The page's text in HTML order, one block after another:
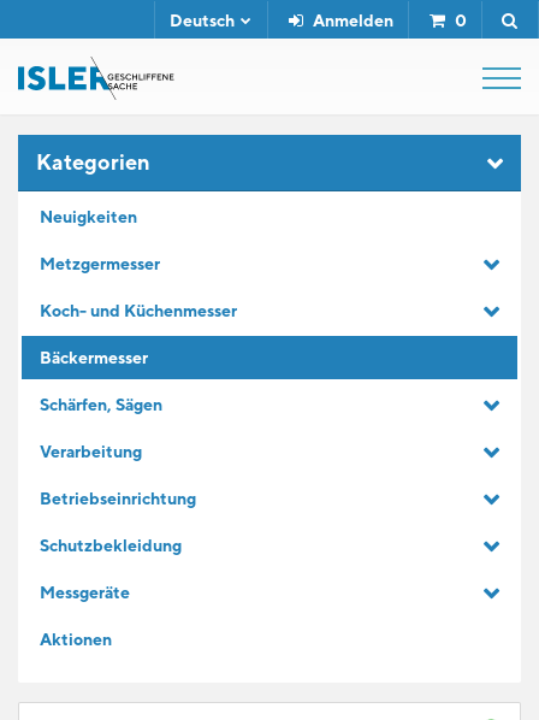
Anmelden 0
Deutsch
SERVICE
Kategorien
Neuigkeiten
Metzgermesser
Koch- und Küchenmesser
Bäckermesser
Schärfen, Sägen
Verarbeitung
Betriebseinrichtung
Schutzbekleidung
Messgeräte
Aktionen